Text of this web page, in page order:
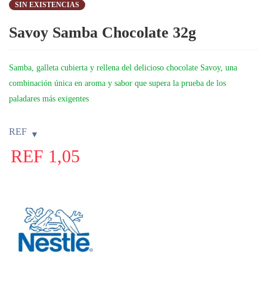
SIN EXISTENCIAS
Savoy Samba Chocolate 32g
Samba, galleta cubierta y rellena del delicioso chocolate Savoy, una
combinación única en aroma y sabor que supera la prueba de los
paladares más exigentes
REF
REF 1,05